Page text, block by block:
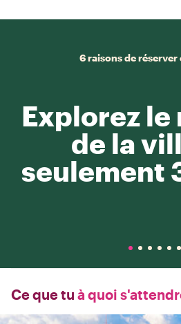
6 raisons de réserver
Explorez
de la
seulement
Ce que tu à quoi